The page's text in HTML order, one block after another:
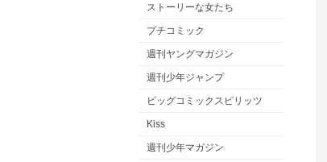
ストーリーな女たち
プチコミック
週刊ヤングマガジン
週刊少年ジャンプ
ビッグコミックスピリッツ
Kiss
週刊少年マガジン